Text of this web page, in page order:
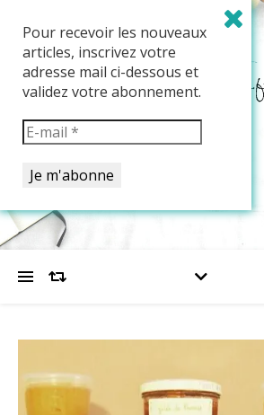
Pour recevoir les nouveaux
articles, inscrivez votre
adresse mail ci-dessous et
validez votre abonnement.